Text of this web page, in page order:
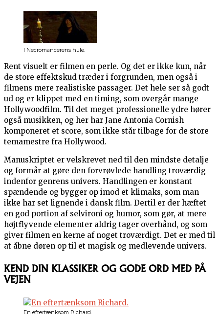
I Necromancerens hule.
Rent visuelt er filmen en perle. Og det er ikke kun, når
de store effektskud træder i forgrunden, men også i
filmens mere realistiske passager. Det hele ser så godt
ud og er klippet med en timing, som overgår mange
Hollywoodfilm. Til det meget professionelle ydre hører
også musikken, og her har Jane Antonia Cornish
komponeret et score, som ikke står tilbage for de store
temamestre fra Hollywood.
Manuskriptet er velskrevet ned til den mindste detalje
og formår at gøre den forvrøvlede handling troværdig
indenfor genrens univers. Handlingen er konstant
spændende og bygger op imod et klimaks, som man
ikke har set lignende i dansk film. Dertil er der hæftet
en god portion af selvironi og humor, som gør, at mere
højtflyvende elementer aldrig tager overhånd, og som
giver filmen en kerne af noget troværdigt. Det er med til
at åbne døren op til et magisk og medlevende univers.
KEND DIN KLASSIKER OG GODE ORD MED PÅ
VEJEN
En eftertænksom Richard.